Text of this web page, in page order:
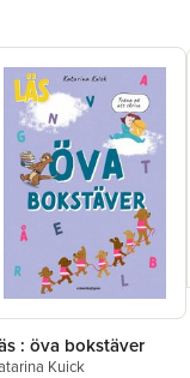
: öva bokstäver
Kuick